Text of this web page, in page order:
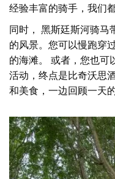
经验丰富的骑手，我们
同时， 黑斯廷斯河骑马
的风景。您可以慢跑穿
的海滩。
或者， 您也可
活动，终点是比奇沃思
和美食，一边回顾一天